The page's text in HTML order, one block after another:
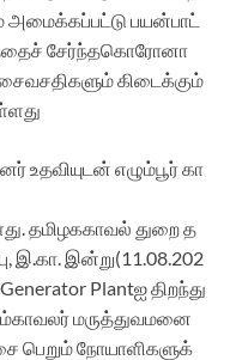
அமைக்கப்பட்டு பயன்பாட்
சேர்ந்தகொரோனா
வசதிகளும்கிடைக்கும்
உதவியுடன் எழும்பூர்கா
தமிழககாவல் துறைத
இ.கா. இன்று(11.08.202
Generator Plantஐதிறந்து
காவலர்மருத்துவமனை
பெறும்நோயாளிகளுக்